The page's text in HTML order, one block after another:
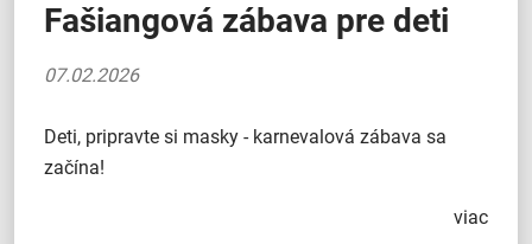
Fašiangová zábava pre deti
07.02.2026
Deti, pripravte si masky - karnevalová zábava sa
začína!
viac